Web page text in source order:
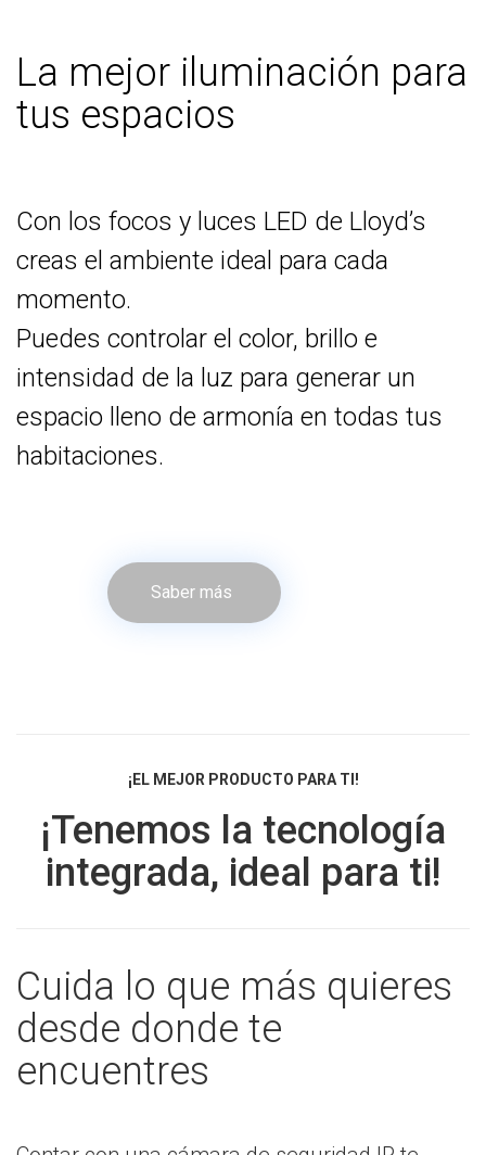
La mejor iluminación para
tus espacios
Con los focos y luces LED de Lloyd’s
creas el ambiente ideal para cada
momento.
Puedes controlar el color, brillo e
intensidad de la luz para generar un
espacio lleno de armonía en todas tus
habitaciones.
Saber más
¡EL MEJOR PRODUCTO PARA TI!
¡Tenemos la tecnología
integrada, ideal para ti!
Cuida lo que más quieres
desde donde te
encuentres